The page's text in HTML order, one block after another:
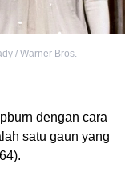
/ Warner Bros.
dengan cara
satu gaun yang